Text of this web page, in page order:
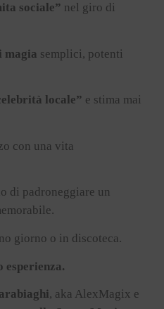
sociale” nel giro di
magia semplici, potenti
locale” e stima mai
con una vita
di padroneggiare un
giorno o in discoteca.
esperienza.
, aka AlexMagix e